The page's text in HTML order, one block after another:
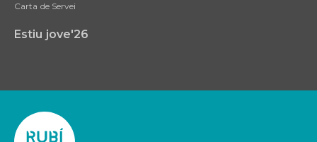
Carta de Servei
Estiu jove'26